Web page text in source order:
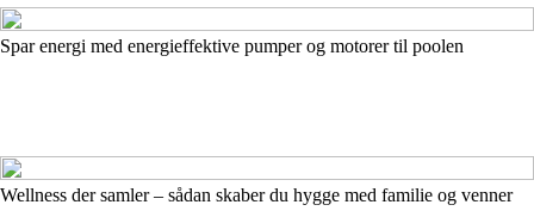
Spar energi med energieffektive pumper og motorer til poolen
Wellness der samler – sådan skaber du hygge med familie og venner